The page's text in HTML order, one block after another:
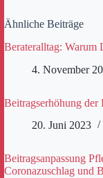
Ähnliche Beiträge
Berateralltag: Warum
4. November
Beitragserhöhung der
20. Juni 2023
Beitragsanpassung
Coronazuschlag und